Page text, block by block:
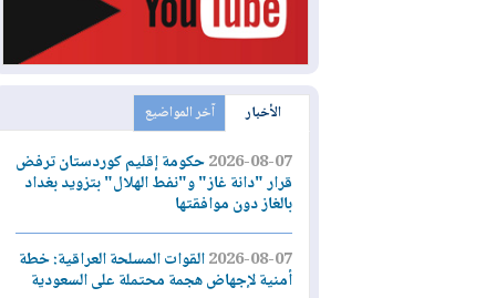
الأخبار آخر المواضيع
2026-08-07حكومة إقليم كوردستان ترفض
قرار "دانة غاز" و"نفط الهلال" بتزويد بغداد
بالغاز دون موافقتها
2026-08-07القوات المسلحة العراقية: خطة
أمنية لإجهاض هجمة محتملة على السعودية